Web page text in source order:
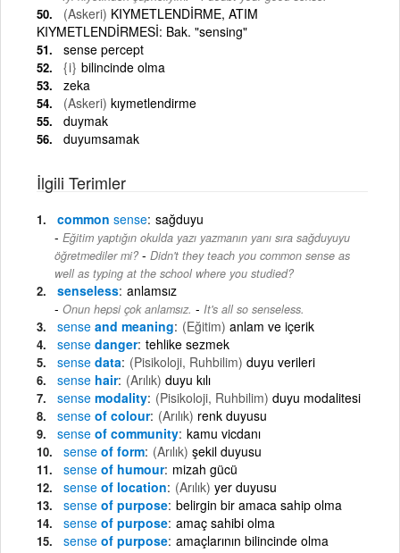
(Askeri) KIYMETLENDİRME, ATIM
KIYMETLENDİRMESİ: Bak. "sensing"
sense percept
{i} bilincinde olma
zeka
(Askeri) kıymetlendirme
duymak
duyumsamak
İlgili Terimler
common sense sağduyu
Eğitim yaptığın okulda yazı yazmanın yanı sıra sağduyuyu
öğretmediler mi? - Didn't they teach you common sense as
well as typing at the school where you studied?
senseless anlamsız
Onun hepsi çok anlamsız. - It's all so senseless.
sense and meaning (Eğitim) anlam ve içerik
sense danger tehlike sezmek
sense data (Pisikoloji, Ruhbilim) duyu verileri
sense hair (Arılık) duyu kılı
sense modality (Pisikoloji, Ruhbilim) duyu modalitesi
sense of colour (Arılık) renk duyusu
sense of community kamu vicdanı
sense of form (Arılık) şekil duyusu
sense of humour mizah gücü
sense of location (Arılık) yer duyusu
sense of purpose belirgin bir amaca sahip olma
sense of purpose amaç sahibi olma
sense of purpose amaçlarının bilincinde olma